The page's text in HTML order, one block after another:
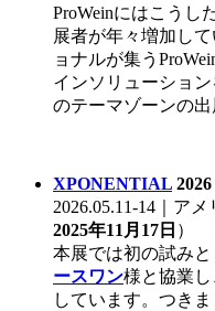
ProWeinにはこうし
展者が年々増加し
ョナルが集う
インソリューショ
のテーマゾーンの出
XPONENTIAL
2026.05.11-14｜ア
2025年11月17日 ）
本展では初の試み
ースワン様と協業し
しています。つき